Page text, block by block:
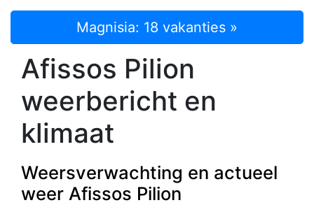
Magnisia: 18 vakanties »
Afissos Pilion
weerbericht en
klimaat
Weersverwachting en actueel
weer Afissos Pilion